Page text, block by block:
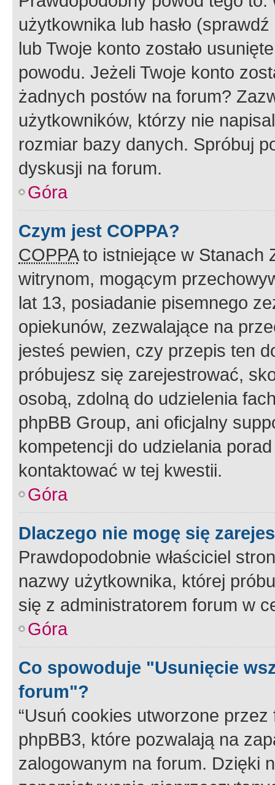
użytkownika lub hasło
lub Twoje konto zostało
powodu. Jeżeli Twoje konto
żadnych postów na forum?
użytkowników, którzy nie
rozmiar bazy danych. Spróbuj
dyskusji na forum.
Góra
Czym jest COPPA?
COPPAto istniejące w Stanach
witrynom, mogącym
lat 13, posiadanie pisemnego
opiekunów, zezwalające na
jesteś pewien, czy przepis ten
próbujesz się zarejestrować,
osobą, zdolną do udzielenia
phpBB Group, ani oficjalny
kompetencji do udzielania
kontaktować w tej kwestii.
Góra
Dlaczego nie mogę się
Prawdopodobnie właściciel
nazwy użytkownika, której
się z administratorem forum w
Góra
Co spowoduje "Usunięcie
forum"?
“Usuń cookies utworzone
phpBB3, które pozwalają na
zalogowanym na forum. Dzięki